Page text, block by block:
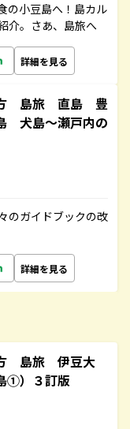
の小豆島へ！島カル
介。さあ、島旅へ
詳細を見る
島旅 直島 豊
犬島～瀬戸内の
のガイドブックの改
詳細を見る
島旅 伊豆大
①）３訂版